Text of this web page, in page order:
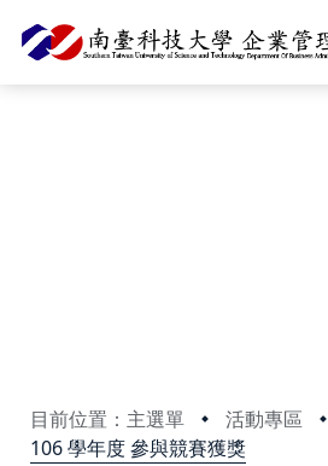
目前位置：主選單 活動專區
106 學年度 參與競賽獲獎